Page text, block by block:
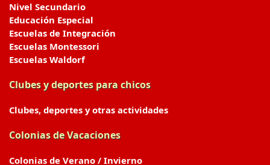
Nivel Secundario
Educación Especial
Escuelas de Integración
Escuelas Montessori
Escuelas Waldorf
Clubes y deportes para chicos
Clubes, deportes y otras actividades
Colonias de Vacaciones
Colonias de Verano / Invierno